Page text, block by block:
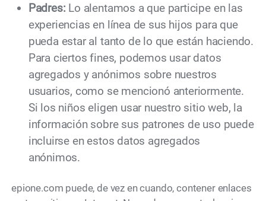
Padres: Lo alentamos a que participe en las
experiencias en línea de sus hijos para que
pueda estar al tanto de lo que están haciendo.
Para ciertos fines, podemos usar datos
agregados y anónimos sobre nuestros
usuarios, como se mencionó anteriormente.
Si los niños eligen usar nuestro sitio web, la
información sobre sus patrones de uso puede
incluirse en estos datos agregados
anónimos.
epione.com puede, de vez en cuando, contener enlaces